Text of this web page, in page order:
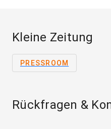
Kleine Zeitung
PRESSROOM
Rückfragen &